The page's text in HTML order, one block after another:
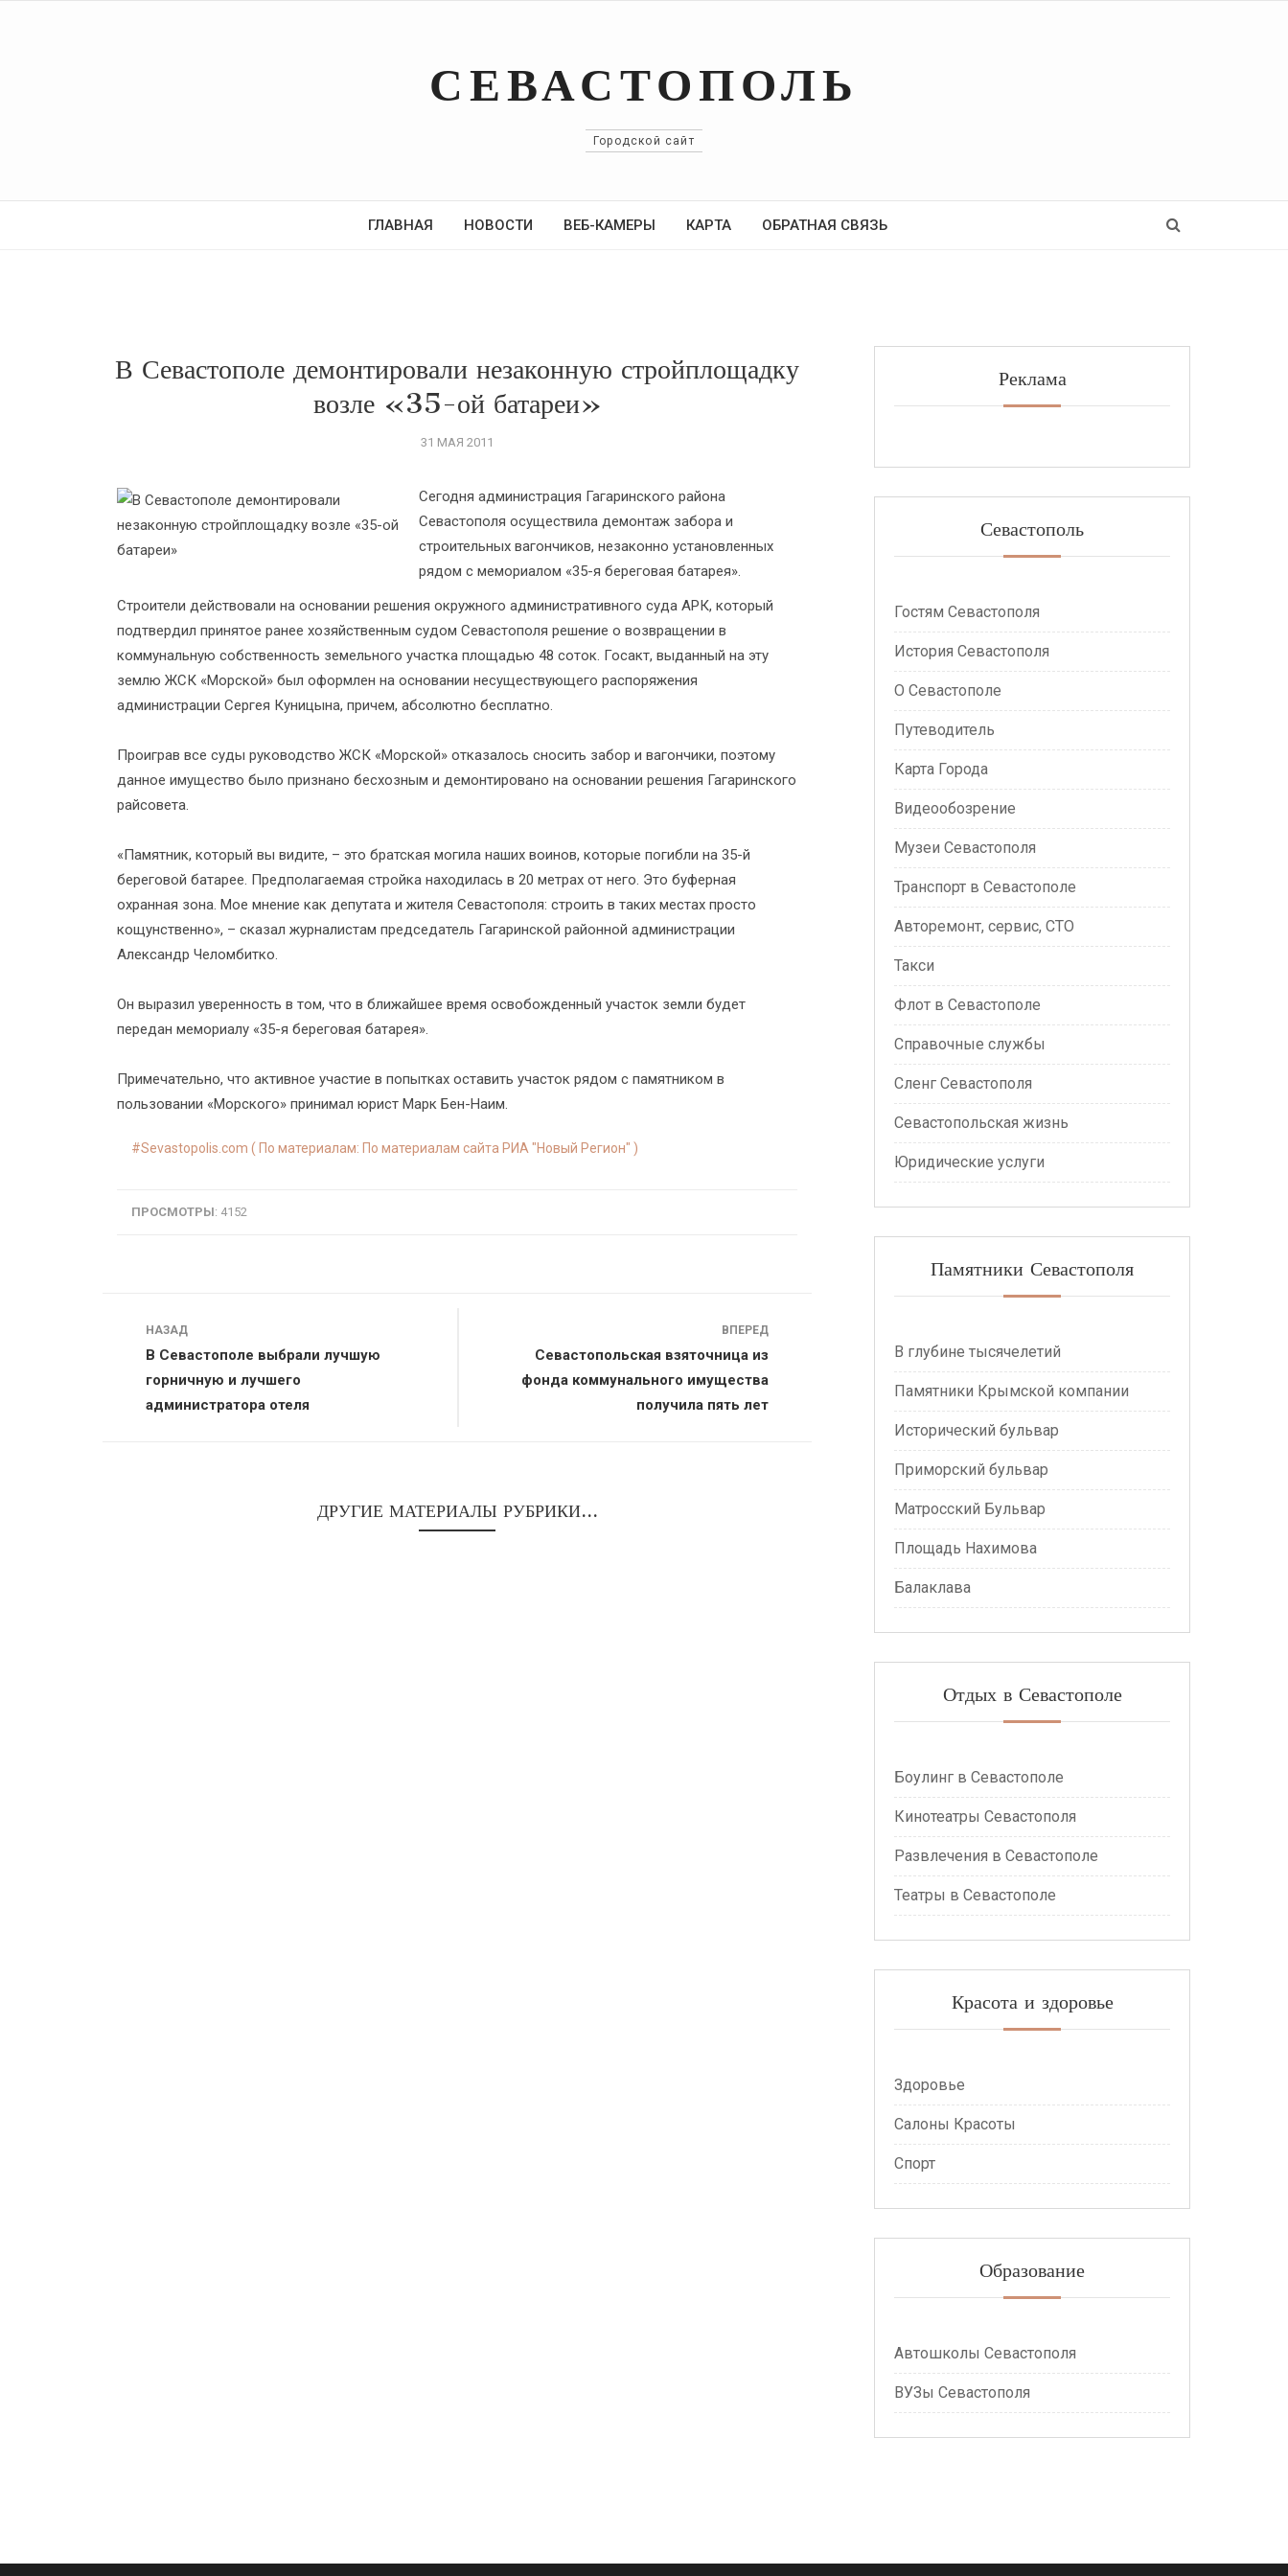
СЕВАСТОПОЛЬ
Городской сайт
ГЛАВНАЯ НОВОСТИ ВЕБ-КАМЕРЫ КАРТА ОБРАТНАЯ СВЯЗЬ
В Севастополе демонтировали незаконную стройплощадку
возле «35-ой батареи»
31 МАЯ 2011
Сегодня администрация Гагаринского района
Севастополя осуществила демонтаж забора и
строительных вагончиков, незаконно установленных
рядом с мемориалом «35-я береговая батарея».
Строители действовали на основании решения окружного административного суда АРК , который
подтвердил принятое ранее хозяйственным судом Севастополя решение о возвращении в
коммунальную собственность земельного участка площадью 48 соток. Госакт, выданный на эту
землю ЖСК «Морской» был оформлен на основании несуществующего распоряжения
администрации Сергея Куницына, причем, абсолютно бесплатно.
Проиграв все суды руководство ЖСК «Морской» отказалось сносить забор и вагончики, поэтому
данное имущество было признано бесхозным и демонтировано на основании решения Гагаринского
райсовета.
«Памятник, который вы видите, – это братская могила наших воинов, которые погибли на 35-й
береговой батарее. Предполагаемая стройка находилась в 20 метрах от него. Это буферная
охранная зона. Мое мнение как депутата и жителя Севастополя: строить в таких местах просто
кощунственно», – сказал журналистам председатель Гагаринской районной администрации
Александр Челомбитко.
Он выразил уверенность в том, что в ближайшее время освобожденный участок земли будет
передан мемориалу «35-я береговая батарея».
Примечательно, что активное участие в попытках оставить участок рядом с памятником в
пользовании «Морского» принимал юрист Марк Бен-Наим.
Sevastopolis.com ( По материалам: По материалам сайта РИА "Новый Регион" )
ПРОСМОТРЫ: 4152
Навигация
НАЗАД
В Севастополе выбрали лучшую
горничную и лучшего
администратора отеля
ВПЕРЕД
Севастопольская взяточница из
фонда коммунального имущества
получила пять лет
ДРУГИЕ МАТЕРИАЛЫ РУБРИКИ...
Реклама
Севастополь
Гостям Севастополя
История Севастополя
О Севастополе
Путеводитель
Карта Города
Видеообозрение
Музеи Севастополя
Транспорт в Севастополе
Авторемонт, сервис, СТО
Такси
Флот в Севастополе
Справочные службы
Сленг Севастополя
Севастопольская жизнь
Юридические услуги
Памятники Севастополя
В глубине тысячелетий
Памятники Крымской компании
Исторический бульвар
Приморский бульвар
Матросский Бульвар
Площадь Нахимова
Балаклава
Отдых в Севастополе
Боулинг в Севастополе
Кинотеатры Севастополя
Развлечения в Севастополе
Театры в Севастополе
Красота и здоровье
Здоровье
Салоны Красоты
Спорт
Образование
Автошколы Севастополя
ВУЗы Севастополя